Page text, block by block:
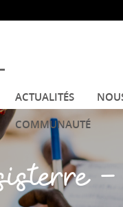
ACTUALITÉS
COMMUNAUTÉ